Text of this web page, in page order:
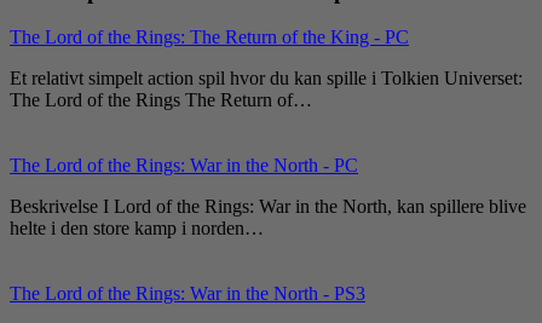
The Lord of the Rings: The Return of the King - PC
Et relativt simpelt action spil hvor du kan spille i Tolkien Universet:
The Lord of the Rings The Return of…
The Lord of the Rings: War in the North - PC
Beskrivelse I Lord of the Rings: War in the North, kan spillere blive
helte i den store kamp i norden…
The Lord of the Rings: War in the North - PS3